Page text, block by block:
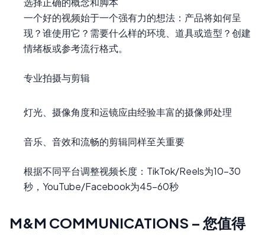
一个好的视频始于一个强有力的想法：产品将如何呈
现？谁使用它？需要什么样的环境、道具或造型？创建
情绪板或参考流行格式。
专业拍摄与剪辑
灯光、摄像角度和运镜应由经验丰富的摄像师处理
音乐、音效和流畅的剪辑同样至关重要
根据不同平台调整视频长度：TikTok/Reels为10-30
秒，YouTube/Facebook为45-60秒
M&M COMMUNICATIONS – 您值得